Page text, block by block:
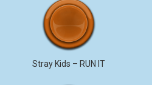
Stray Kids – RUN IT